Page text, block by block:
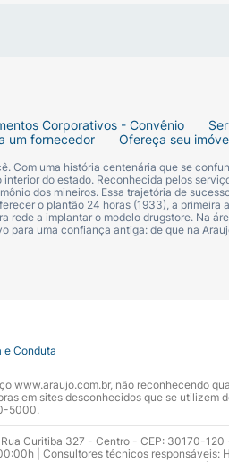
Corporativos - Convênio
um fornecedor Ofereça seu
Com uma história centenária que se
do estado. Reconhecida pelos
dos mineiros. Essa trajetória de
o plantão 24 horas (1933), a
rede a implantar o modelo drugstore. Na
para uma confiança antiga: de que na
e Conduta
www.araujo.com.br, não reconhecendo
em sites desconhecidos que se utilizem
5000.
Curitiba 327 - Centro - CEP: 30170-
| Consultores técnicos responsáveis: